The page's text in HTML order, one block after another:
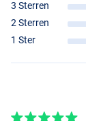
3 Sterren
2 Sterren
1 Ster